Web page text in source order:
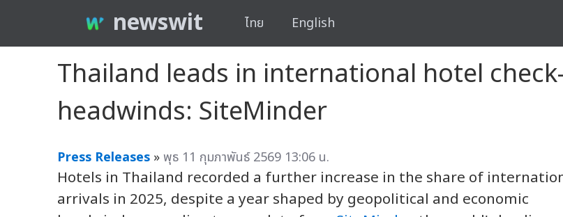
newswit ไทย English
Thailand leads in international hotel
headwinds: SiteMinder
Press Releases »พุธ 11 กุมภาพันธ์ 2569 13:06 น.
Hotels in Thailand recorded a further increase in the share of
arrivals in 2025, despite a year shaped by geopolitical and economic